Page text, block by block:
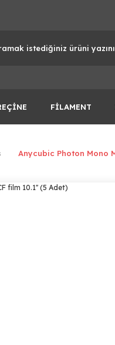
FİLAMENT
Anycubic Photon Mono